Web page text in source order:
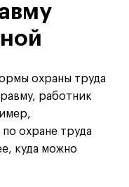
охраны труда
работник
охране труда
куда можно